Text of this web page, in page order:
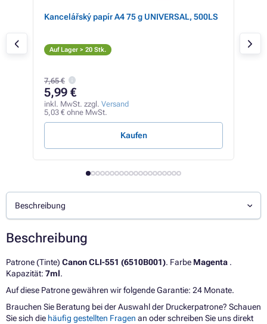
Kancelářský papír A4 75 g UNIVERSAL, 500LS
Auf Lager > 20 Stk.
7,65 €
5,99 €
inkl. MwSt. zzgl. Versand
5,03 € ohne MwSt.
Kaufen
Beschreibung
Beschreibung
Patrone (Tinte) Canon CLI-551 (6510B001). Farbe Magenta .
Kapazität: 7ml.
Auf diese Patrone gewähren wir folgende Garantie: 24 Monate.
Brauchen Sie Beratung bei der Auswahl der Druckerpatrone? Schauen
Sie sich die häufig gestellten Fragen an oder schreiben Sie uns direkt